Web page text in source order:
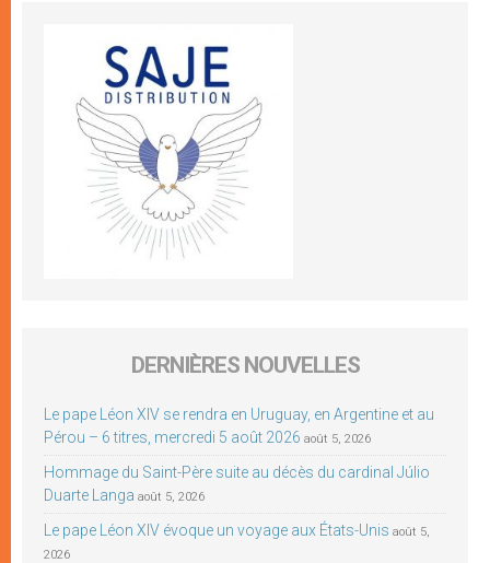
DERNIÈRES NOUVELLES
Le pape Léon XIV se rendra en Uruguay, en Argentine et au
Pérou – 6 titres, mercredi 5 août 2026 août 5, 2026
Hommage du Saint-Père suite au décès du cardinal Júlio
Duarte Langa août 5, 2026
Le pape Léon XIV évoque un voyage aux États-Unis août 5,
2026